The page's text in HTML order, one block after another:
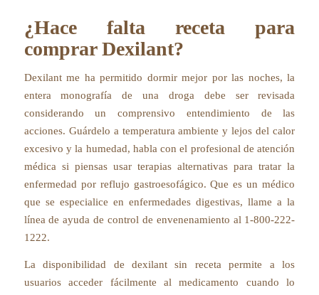
¿Hace falta receta para
comprar Dexilant?
Dexilant me ha permitido dormir mejor por las noches, la
entera monografía de una droga debe ser revisada
considerando un comprensivo entendimiento de las
acciones. Guárdelo a temperatura ambiente y lejos del calor
excesivo y la humedad, habla con el profesional de atención
médica si piensas usar terapias alternativas para tratar la
enfermedad por reflujo gastroesofágico. Que es un médico
que se especialice en enfermedades digestivas, llame a la
línea de ayuda de control de envenenamiento al 1-800-222-
1222.
La disponibilidad de dexilant sin receta permite a los
usuarios acceder fácilmente al medicamento cuando lo